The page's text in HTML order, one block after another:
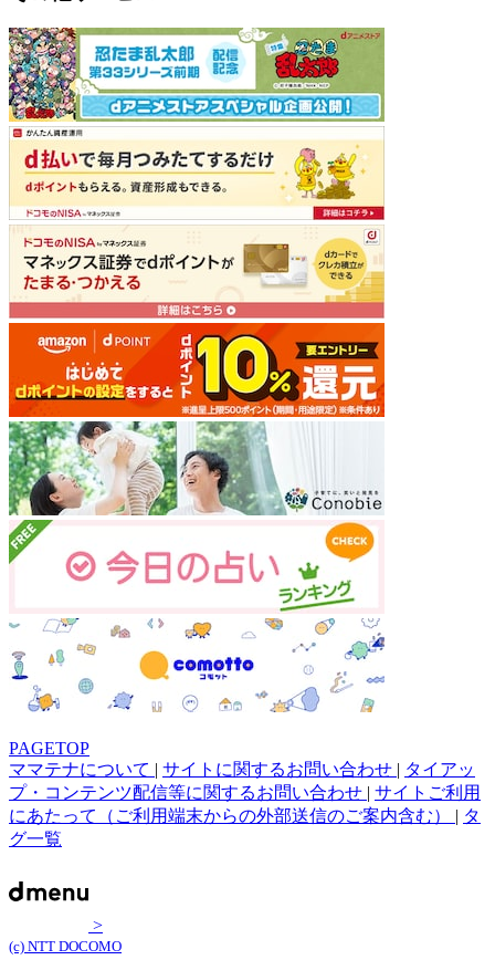
PAGETOP
ママテナについて | サイトに関するお問い合わせ | タイアッ
プ・コンテンツ配信等に関するお問い合わせ | サイトご利用
にあたって（ご利用端末からの外部送信のご案内含む） | タ
グ一覧
>
(c) NTT DOCOMO